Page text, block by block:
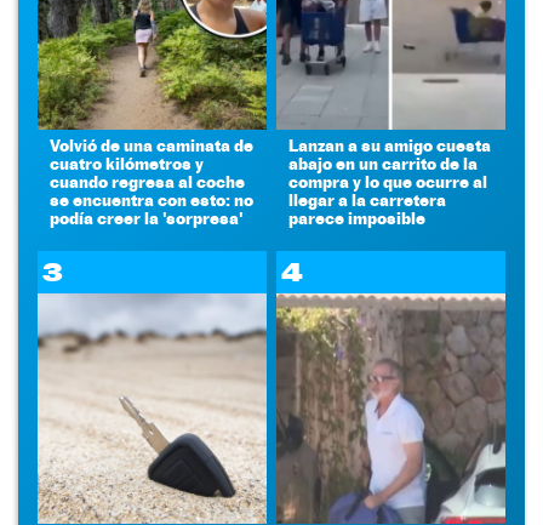
Volvió de una caminata de
cuatro kilómetros y
cuando regresa al coche
se encuentra con esto: no
podía creer la 'sorpresa'
Lanzan a su amigo cuesta
abajo en un carrito de la
compra y lo que ocurre al
llegar a la carretera
parece imposible
3 4